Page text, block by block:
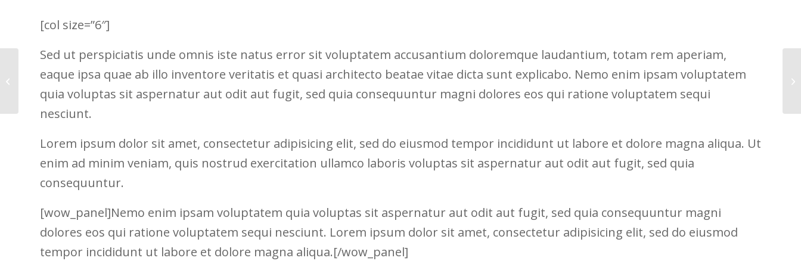
[col size=”6″]
Sed ut perspiciatis unde omnis iste natus error sit voluptatem accusantium doloremque laudantium, totam rem aperiam,
eaque ipsa quae ab illo inventore veritatis et quasi architecto beatae vitae dicta sunt explicabo. Nemo enim ipsam voluptatem
quia voluptas sit aspernatur aut odit aut fugit, sed quia consequuntur magni dolores eos qui ratione voluptatem sequi
nesciunt.
Lorem ipsum dolor sit amet, consectetur adipisicing elit, sed do eiusmod tempor incididunt ut labore et dolore magna aliqua. Ut
enim ad minim veniam, quis nostrud exercitation ullamco laboris voluptas sit aspernatur aut odit aut fugit, sed quia
consequuntur.
[wow_panel]Nemo enim ipsam voluptatem quia voluptas sit aspernatur aut odit aut fugit, sed quia consequuntur magni
dolores eos qui ratione voluptatem sequi nesciunt. Lorem ipsum dolor sit amet, consectetur adipisicing elit, sed do eiusmod
tempor incididunt ut labore et dolore magna aliqua.[/wow_panel]
Lores